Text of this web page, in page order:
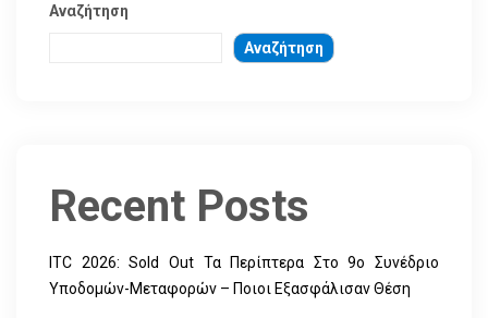
Αναζήτηση
Αναζήτηση
Recent Posts
ITC 2026: Sold Out Τα Περίπτερα Στο 9ο Συνέδριο
Υποδομών-Μεταφορών – Ποιοι Εξασφάλισαν Θέση